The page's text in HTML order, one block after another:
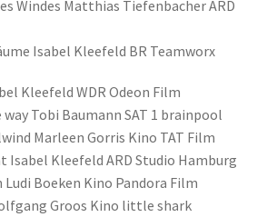
Windes Matthias Tiefenbacher ARD
Isabel Kleefeld BR Teamworx
Kleefeld WDR Odeon Film
Tobi Baumann SAT 1 brainpool
Marleen Gorris Kino TAT Film
Isabel Kleefeld ARD Studio Hamburg
Ludi Boeken Kino Pandora Film
Groos Kino little shark